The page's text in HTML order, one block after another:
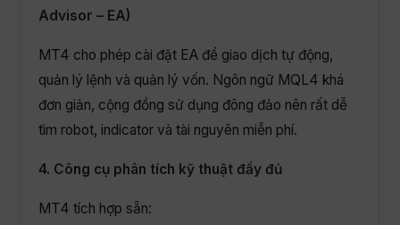
Advisor – EA)
MT4 cho phép cài đặt EA để giao dịch tự động,
quản lý lệnh và quản lý vốn. Ngôn ngữ MQL4 khá
đơn giản, cộng đồng sử dụng đông đảo nên rất dễ
tìm robot, indicator và tài nguyên miễn phí.
4. Công cụ phân tích kỹ thuật đầy đủ
MT4 tích hợp sẵn: